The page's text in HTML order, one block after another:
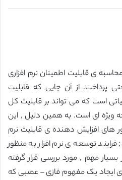
ی قابلیت اطمینان نرم افزاری
پرداخت. از آن جایی که قابلیت
است که می تواند بر قابلیت کل
ویژه ای است. به همین دلیل , این
های افزایش دهنده ی قابلیت نرم
فرایند توسعه ی نرم افزار به منظور
مهم , مورد بررسی قرار گرفته
ایجاد یک مفهوم فازی – عصبی که